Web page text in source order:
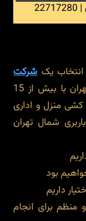
انتخاب یکشرکت
است. اتوبار طلایی تهران با بیش از 15
منزل و اداری
شمال تهران
بود
داریم
برای انجام